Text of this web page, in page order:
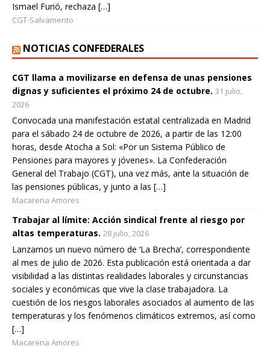
Ismael Furió, rechaza […]
CGT-Salvamento
NOTICIAS CONFEDERALES
CGT llama a movilizarse en defensa de unas pensiones
dignas y suficientes el próximo 24 de octubre. 31 julio,
2026
Convocada una manifestación estatal centralizada en Madrid
para el sábado 24 de octubre de 2026, a partir de las 12:00
horas, desde Atocha a Sol: «Por un Sistema Público de
Pensiones para mayores y jóvenes». La Confederación
General del Trabajo (CGT), una vez más, ante la situación de
las pensiones públicas, y junto a las […]
Macarena Amores
Trabajar al límite: Acción sindical frente al riesgo por
altas temperaturas. 28 julio, 2026
Lanzamos un nuevo número de ‘La Brecha’, correspondiente
al mes de julio de 2026. Esta publicación está orientada a dar
visibilidad a las distintas realidades laborales y circunstancias
sociales y económicas que vive la clase trabajadora. La
cuestión de los riesgos laborales asociados al aumento de las
temperaturas y los fenómenos climáticos extremos, así como
[…]
Macarena Amores